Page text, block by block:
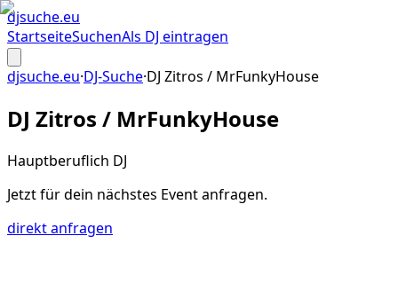
djsuche.eu
StartseiteSuchenAls DJ eintragen
djsuche.eu·DJ-Suche·DJ Zitros / MrFunkyHouse
DJ Zitros / MrFunkyHouse
Hauptberuflich DJ
Jetzt für dein nächstes Eventanfragen.
direkt anfragen